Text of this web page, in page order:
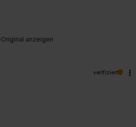
Original anzeigen
verifiziert